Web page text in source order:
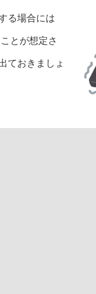
る場合には
とが想定さ
ておきましょ